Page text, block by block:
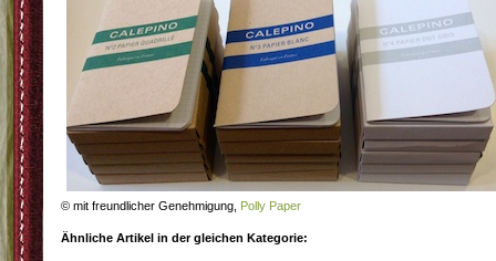
© mit freundlicher Genehmigung, Polly Paper
Ähnliche Artikel in der gleichen Kategorie: